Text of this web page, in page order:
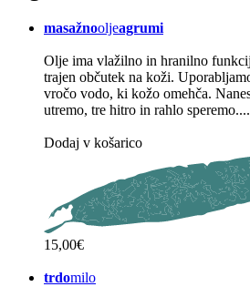
masažnooljeagrumi
Olje ima vlažilno in hranilno
trajen občutek na koži.
vročo vodo, ki kožo omehča.
utremo, tre hitro in rahlo speremo....
Dodaj v košarico
15,00€
trdomilo